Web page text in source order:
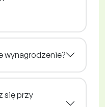
wynagrodzenie?
się przy